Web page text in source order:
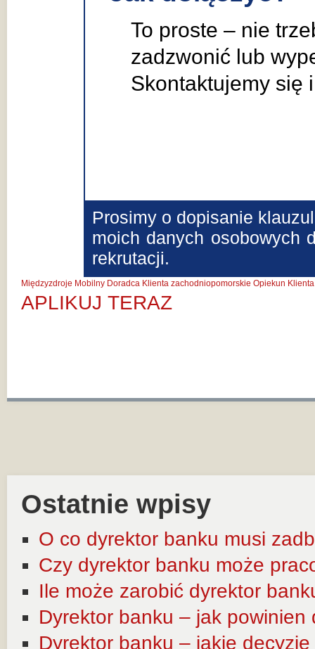
To proste – nie
zadzwonić lub
Skontaktujemy się
Prosimy o dopisanie
moich danych osobowych
rekrutacji.
Międzyzdroje Mobilny Doradca Klienta zachodniopomorskie Opiekun Klienta
APLIKUJ TERAZ
Ostatnie wpisy
O co dyrektor banku musi
Czy dyrektor banku może
Ile może zarobić dyrektor
Dyrektor banku – jak
Dyrektor banku – jakie